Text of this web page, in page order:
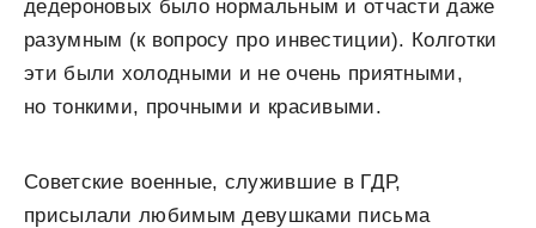
дедероновых было нормальным и отчасти даже
разумным (к вопросу про инвестиции). Колготки
эти были холодными и не очень приятными,
но тонкими, прочными и красивыми.
Советские военные, служившие в ГДР,
присылали любимым девушками письма